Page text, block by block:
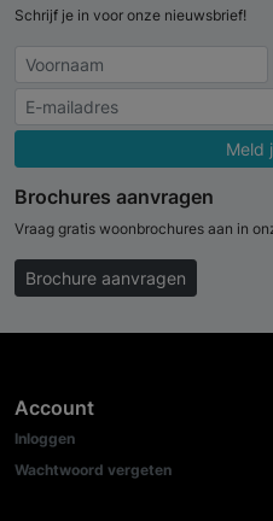
Schrijf je in voor onze nieuwsbrief!
Meld
Brochures aanvragen
Vraag gratis woonbrochures aan in
Brochure aanvragen
Account
Inloggen
Wachtwoord vergeten